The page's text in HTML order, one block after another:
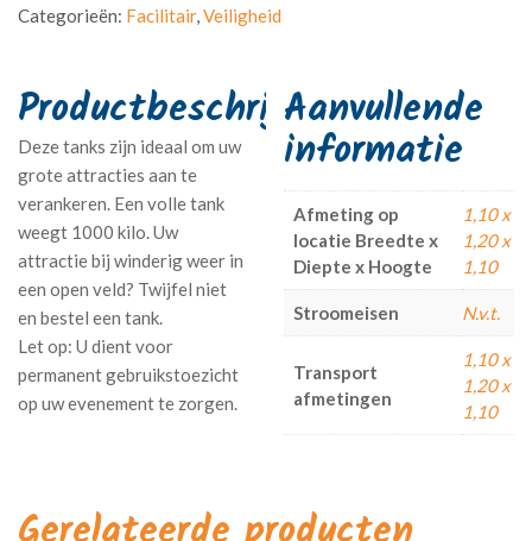
Categorieën: Facilitair,Veiligheid
Deze tanks zijn ideaal om uw
grote attracties aan te
verankeren. Een volle tank
weegt 1000 kilo. Uw
attractie bij winderig weer in
een open veld? Twijfel niet
en bestel een tank.
Aanvullende
informatie
Afmeting op
locatie Breedte x
Diepte x Hoogte
1,10 x
1,20 x
1,10
Stroomeisen N.v.t.
Transport
afmetingen
1,10 x
1,20 x
1,10